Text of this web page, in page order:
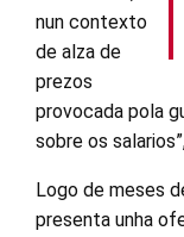
nun contexto
de alza de
prezos
provocada pola
sobre os
Logo de meses
presenta unha